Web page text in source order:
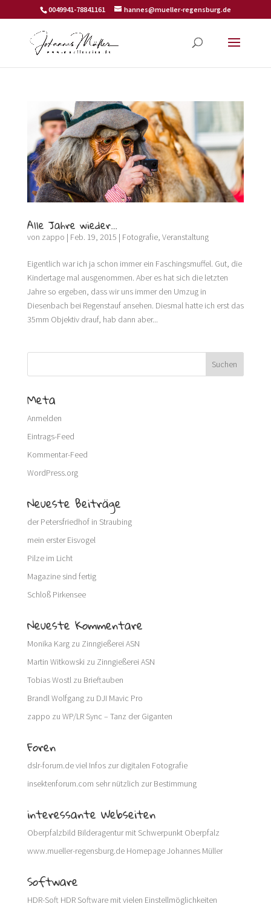
0049941-78841161 hannes@mueller-regensburg.de
Alle Jahre wieder…
von zappo | Feb. 19, 2015 | Fotografie, Veranstaltung
Eigentlich war ich ja schon immer ein Faschingsmuffel. Gut, die
Kindertage mal ausgenommen. Aber es hat sich die letzten
Jahre so ergeben, dass wir uns immer den Umzug in
Diesenbach bei Regenstauf ansehen. Diesmal hatte ich erst das
35mm Objektiv drauf, hab dann aber...
Meta
Anmelden
Eintrags-Feed
Kommentar-Feed
WordPress.org
Neueste Beiträge
der Petersfriedhof in Straubing
mein erster Eisvogel
Pilze im Licht
Magazine sind fertig
Schloß Pirkensee
Neueste Kommentare
Monika Kargzu Zinngießerei ASN
Martin Witkowski zu Zinngießerei ASN
Tobias Wostlzu Brieftauben
Brandl Wolfgangzu DJI Mavic Pro
zappo zu WP/LR Sync – Tanz der Giganten
Foren
dslr-forum.deviel Infos zur digitalen Fotografie
insektenforum.com sehr nützlich zur Bestimmung
interessante Webseiten
Oberpfalzbild Bilderagentur mit Schwerpunkt Oberpfalz
www.mueller-regensburg.deHomepage Johannes Müller
Software
HDR-SoftHDR Software mit vielen Einstellmöglichkeiten